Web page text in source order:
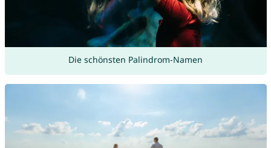
Die schönsten Palindrom-Namen